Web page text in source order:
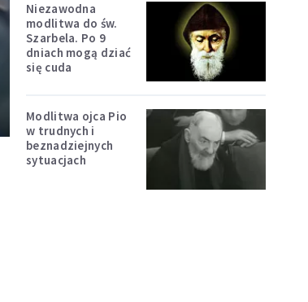
Niezawodna
modlitwa do św.
Szarbela. Po 9
dniach mogą dziać
się cuda
Modlitwa ojca Pio
w trudnych i
beznadziejnych
sytuacjach